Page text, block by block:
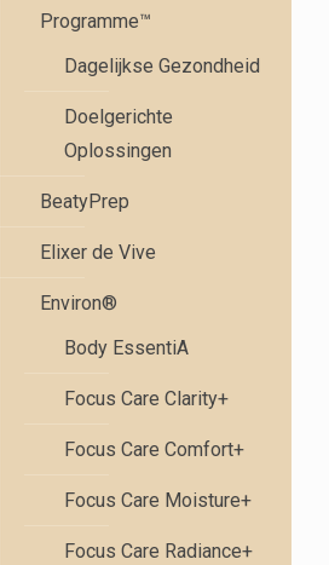
Programme™
Dagelijkse Gezondheid
Doelgerichte
Oplossingen
BeatyPrep
Elixer de Vive
Environ®
Body EssentiA
Focus Care Clarity+
Focus Care Comfort+
Focus Care Moisture+
Focus Care Radiance+